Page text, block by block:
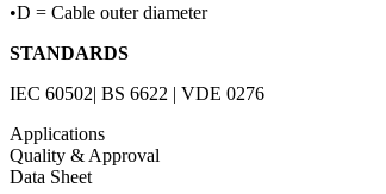
•D = Cable outer diameter
STANDARDS
IEC 60502| BS 6622 | VDE 0276
Applications
Quality & Approval
Data Sheet